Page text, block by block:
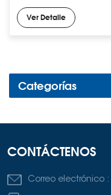
serie VS6
Ver Detalle
Categorías
CONTÁCTENOS
Correo electrónico :